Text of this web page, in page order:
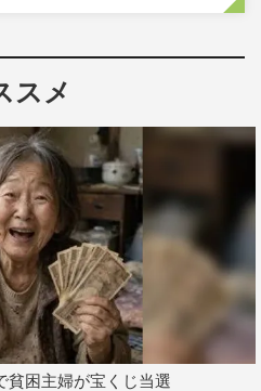
コメントは下記に掲載。
ント
、題名の「LUNA」の部分か
分や間に入ってくる指を頭文
見ると「あっ！」となると
全面的に出したとにかくかわ
スメ
貧困主婦が宝くじ当選